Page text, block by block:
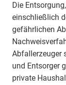
Die
einschließlich
gefährlichen
Abfallerzeuger
und Entsorger
private